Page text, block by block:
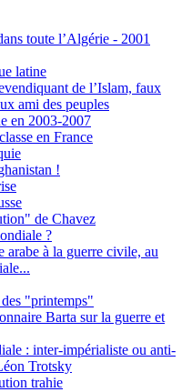
toute l’Algérie - 2001
latine
de l’Islam, faux
ami des peuples
en 2003-2007
en France
!
de Chavez
?
à la guerre civile, au
"printemps"
Barta sur la guerre et
: inter-impérialiste ou anti-
Trotsky
trahie